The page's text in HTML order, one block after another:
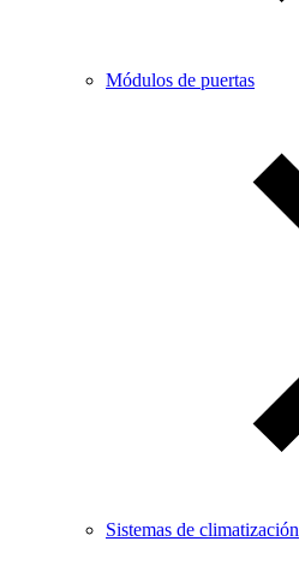
Módulos de puertas
Sistemas de climatización